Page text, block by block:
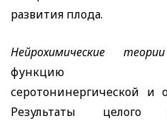
развития плода.
Нейрохимические
функцию
серотонинергической и
Результаты целого